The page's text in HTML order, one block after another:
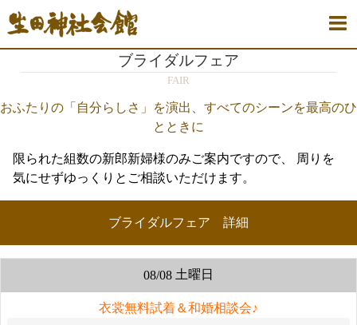
ブライダルフェア
FAIR
おふたりの「自分らしさ」を演出、すべてのシーンを最高のひ
とときに
限られた組数の新郎新婦様のみご案内ですので、
周りを
気にせずゆっくりとご相談いただけます。
ブライダルフェア 詳細
08/08 土曜日
衣裳無料試着＆和婚相談会♪